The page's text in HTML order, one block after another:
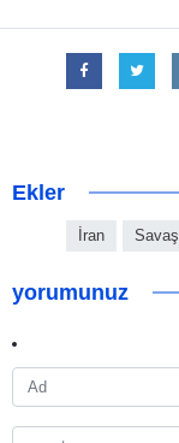
Ekler
İran Savaş
yorumunuz